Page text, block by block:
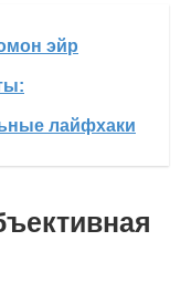
эйр
лайфхаки